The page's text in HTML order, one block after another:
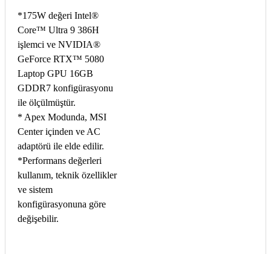
*175W değeri Intel®
Core™ Ultra 9 386H
işlemci ve NVIDIA®
GeForce RTX™ 5080
Laptop GPU 16GB
GDDR7 konfigürasyonu
ile ölçülmüştür.
* Apex Modunda, MSI
Center içinden ve AC
adaptörü ile elde edilir.
*Performans değerleri
kullanım, teknik özellikler
ve sistem
konfigürasyonuna göre
değişebilir.